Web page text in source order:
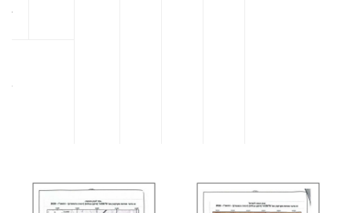
ط
22
8
9-